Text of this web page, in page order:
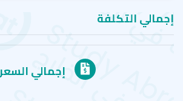
إجمالي التكلفة
إجمالي